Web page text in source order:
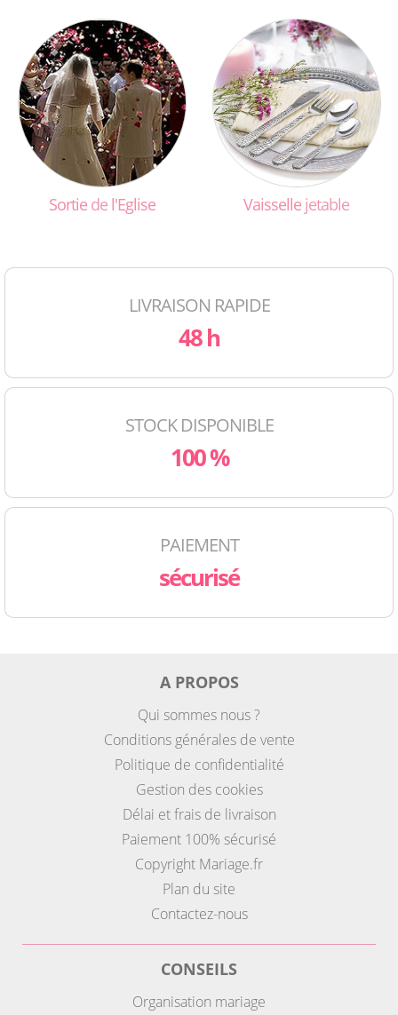
Sortie del'Eglise Vaisselle jetable
LIVRAISON RAPIDE
48 h
STOCK DISPONIBLE
100 %
PAIEMENT
sécurisé
A PROPOS
Qui sommes nous ?
Conditions générales de vente
Politique de confidentialité
Gestion des cookies
Délai et frais de livraison
Paiement 100% sécurisé
Copyright Mariage.fr
Plan du site
Contactez-nous
CONSEILS
Organisation mariage